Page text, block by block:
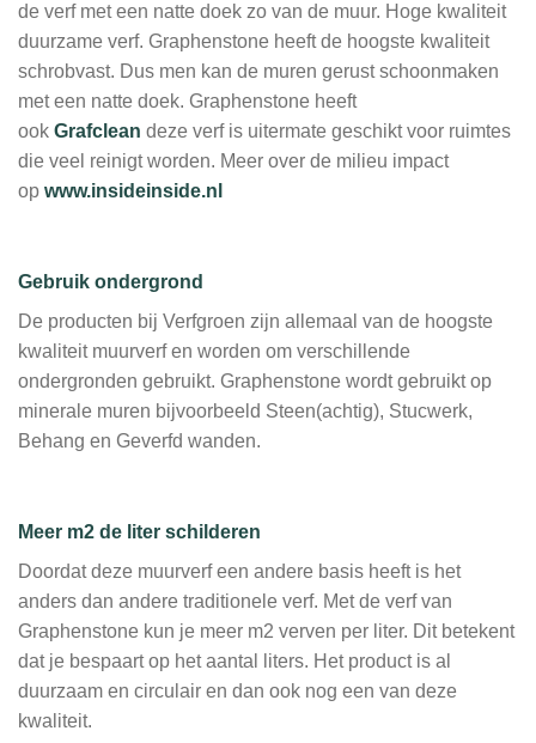
de verf met een natte doek zo van de muur. Hoge kwaliteit
duurzame verf. Graphenstone heeft de hoogste kwaliteit
schrobvast. Dus men kan de muren gerust schoonmaken
met een natte doek. Graphenstone heeft
ook Grafclean deze verf is uitermate geschikt voor ruimtes
die veel reinigt worden. Meer over de milieu impact
op www.insideinside.nl
Gebruik ondergrond
De producten bij Verfgroen zijn allemaal van de hoogste
kwaliteit muurverf en worden om verschillende
ondergronden gebruikt. Graphenstone wordt gebruikt op
minerale muren bijvoorbeeld Steen(achtig), Stucwerk,
Behang en Geverfd wanden.
Meer m2 de liter schilderen
Doordat deze muurverf een andere basis heeft is het
anders dan andere traditionele verf. Met de verf van
Graphenstone kun je meer m2 verven per liter. Dit betekent
dat je bespaart op het aantal liters. Het product is al
duurzaam en circulair en dan ook nog een van deze
kwaliteit.